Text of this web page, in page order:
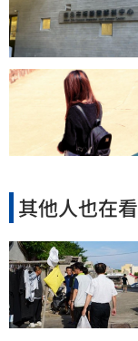
其他人也在看